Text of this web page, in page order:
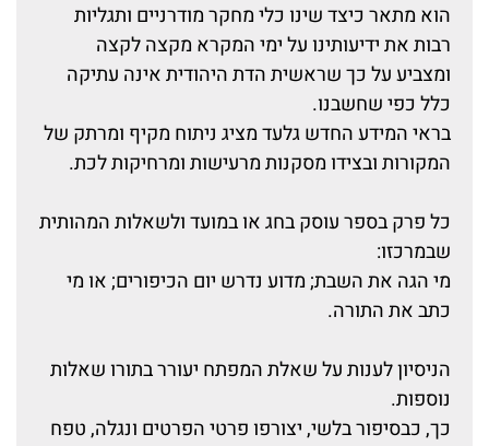
הוא מתאר כיצד שינו כלי מחקר מודרניים ותגליות
רבות את ידיעותינו על ימי המקרא מקצה לקצה
ומצביע על כך שראשית הדת היהודית אינה עתיקה
כלל כפי שחשבנו.
בראי המידע החדש גלעד מציג ניתוח מקיף ומרתק של
המקורות ובצידו מסקנות מרעישות ומרחיקות לכת.
כל פרק בספר עוסק בחג או במועד ולשאלות המהותית
שבמרכזו:
מי הגה את השבת; מדוע נדרש יום הכיפורים; או מי
כתב את התורה.
הניסיון לענות על שאלת המפתח יעורר בתורו שאלות
נוספות.
כך, כבסיפור בלשי, יצורפו פרטי הפרטים ונגלה, טפח